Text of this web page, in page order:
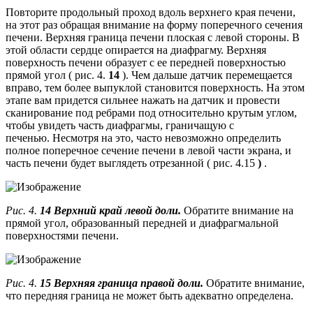
Повторите продольный проход вдоль верхнего края печени,
на этот раз обращая внимание на форму поперечного сечения
печени. Верхняя граница печени плоская с левой стороны. В
этой области сердце опирается на диафрагму. Верхняя
поверхность печени образует с ее передней поверхностью
прямой угол ( рис. 4. 14 ). Чем дальше датчик перемещается
вправо, тем более выпуклой становится поверхность. На этом
этапе вам придется сильнее нажать на датчик и провести
сканирование под ребрами под относительно крутым углом,
чтобы увидеть часть диафрагмы, граничащую с
печенью. Несмотря на это, часто невозможно определить
полное поперечное сечение печени в левой части экрана, и
часть печени будет выглядеть отрезанной ( рис. 4.15 ) .
Рис. 4. 14 Верхний край левой доли. Обратите внимание на
прямой угол, образованный передней и диафрагмальной
поверхностями печени.
Рис. 4. 15 Верхняя граница правой доли. Обратите внимание,
что передняя граница не может быть адекватно определена.